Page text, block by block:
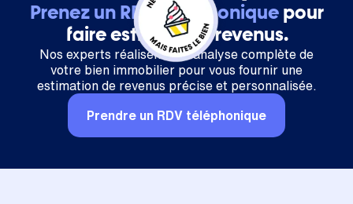
Prenez un RDV téléphoniquepour
faire estimer vos revenus.
Nos experts réalisent une analyse complète de
votre bien immobilier pour vous fournir une
estimation de revenus précise et personnalisée.
Prendre un RDV téléphonique